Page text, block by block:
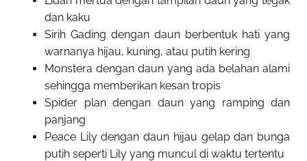
dan kaku
Sirih Gading dengan daun berbentuk hati yang
warnanya hijau, kuning, atau putih kering
Monstera dengan daun yang ada belahan alami
sehingga memberikan kesan tropis
Spider plan dengan daun yang ramping dan
panjang
Peace Lily dengan daun hijau gelap dan bunga
putih seperti Lily yang muncul di waktu tertentu